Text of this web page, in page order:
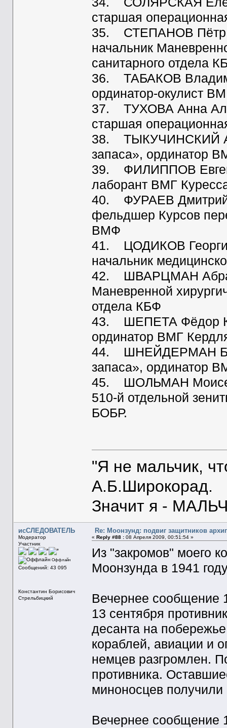
старшая
35. СТЕПАНОВ Пётр
начальник
санитарного отдела
36. ТАБАКОВ
ординатор-окулист
37. ТУХОВА Анна
старшая
38. ТЫКУЧИНСКИЙ
запаса», ординатор
39. ФИЛИППОВ
лаборант ВМГ
40. ФУРАЕВ Дмитрий
фельдшер Курсов
ВМФ
41. ЦОДИКОВ Георгий
начальник
42. ШВАРЦМАН Абрам
Маневренной
отдела КБФ
43. ШЕПЕТА Фёдор
ординатор ВМГ
44. ШНЕЙДЕРМАН
запаса», ординатор
45. ШОЛЬМАН
510-й отдельной
БОБР.
"Я не мальчик,
А.Б.Широкорад.
Значит я -
исСЛЕДОВАТЕЛЬ
Модератор
Участник
Оффлайн
Сообщений: 43 095
Константин Борисович
Стрельбицкий
Re: Моонзунд: подвиг защитников
« Reply #88 :08 Апреля 2009, 00:51:54 »
Из "закромов" моего
Моонзунда в 1941
Вечернее сообщение
13 сентября
десанта на
кораблей, авиации и
немцев разгромлен.
противника.
миноносцев
Вечернее сообщение